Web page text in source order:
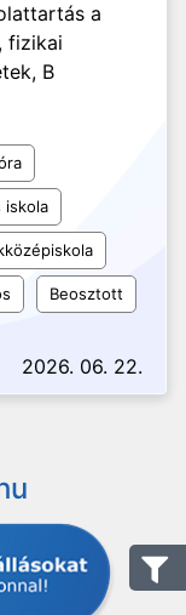
a
fizikai
B
iskola
Beosztott
2026. 06. 22.